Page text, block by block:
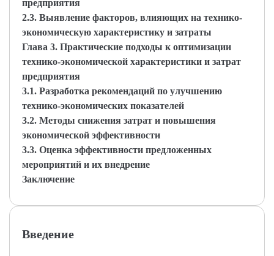
предприятия
2.3. Выявление факторов, влияющих на технико-
экономическую характеристику и затраты
Глава 3. Практические подходы к оптимизации
технико-экономической характеристики и затрат
предприятия
3.1. Разработка рекомендаций по улучшению
технико-экономических показателей
3.2. Методы снижения затрат и повышения
экономической эффективности
3.3. Оценка эффективности предложенных
мероприятий и их внедрение
Заключение
Введение